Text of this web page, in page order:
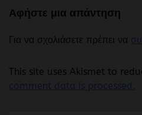
Αφήστε μια απάντηση
Για να σχολιάσετε πρέπει να
This site uses Akismet to